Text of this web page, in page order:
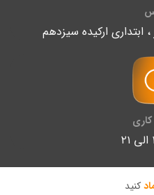
ابتداری ارکیده سیزدهم
کنید